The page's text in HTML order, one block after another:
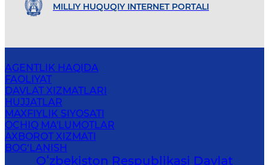
MILLIY HUQUQIY INTERNET PORTALI
AGENTLIK HAQIDA
FAOLIYAT
DAVLAT XIZMATLARI
HUJJATLAR
MAXFIYLIK SIYOSATI
OCHIQ MA'LUMOTLAR
AXBOROT XIZMATI
BOG‘LANISH
Oʻzbekiston Respublikasi Davlat